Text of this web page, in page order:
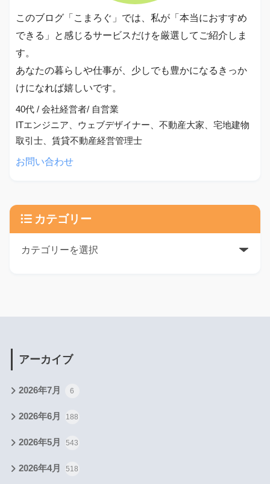
このブログ「こまろぐ」では、私が「本当におすすめ
できる」と感じるサービスだけを厳選してご紹介しま
す。
あなたの暮らしや仕事が、少しでも豊かになるきっか
けになれば嬉しいです。
40代 / 会社経営者/ 自営業
ITエンジニア、ウェブデザイナー、不動産大家、宅地建物
取引士、賃貸不動産経営管理士
お問い合わせ
カテゴリー
アーカイブ
2026年7月 6
2026年6月 188
2026年5月 543
2026年4月 518